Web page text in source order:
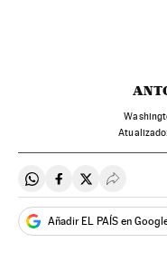
atualizado:
Compartir en
Compartir en
Compartir en
Añadir EL PAÍS en